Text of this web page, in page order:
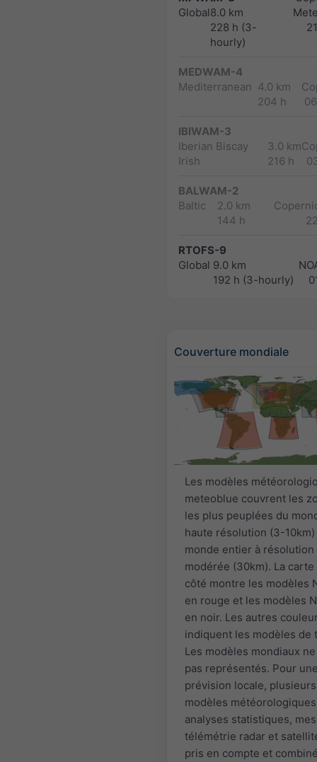
Global8.0 km
228 h (3-
hourly)
MEDWAM-4
Mediterranean 4.0 km
204 h
IBIWAM-3
Iberian Biscay
Irish
3.0 km
216 h
BALWAM-2
Baltic
2.0 km
144 h
RTOFS-9
Global 9.0 km
192 h (3-hourly)
Couverture mondiale
Les modèles
meteoblue couvrent les
les plus peuplées du
haute résolution (3-
monde entier à résolution
modérée (30km). La
côté montre les modèles
en rouge et les modèles
en noir. Les autres
indiquent les modèles de
Les modèles mondiaux
pas représentés. Pour
prévision locale, plusieurs
modèles
analyses statistiques,
télémétrie radar et
pris en compte et